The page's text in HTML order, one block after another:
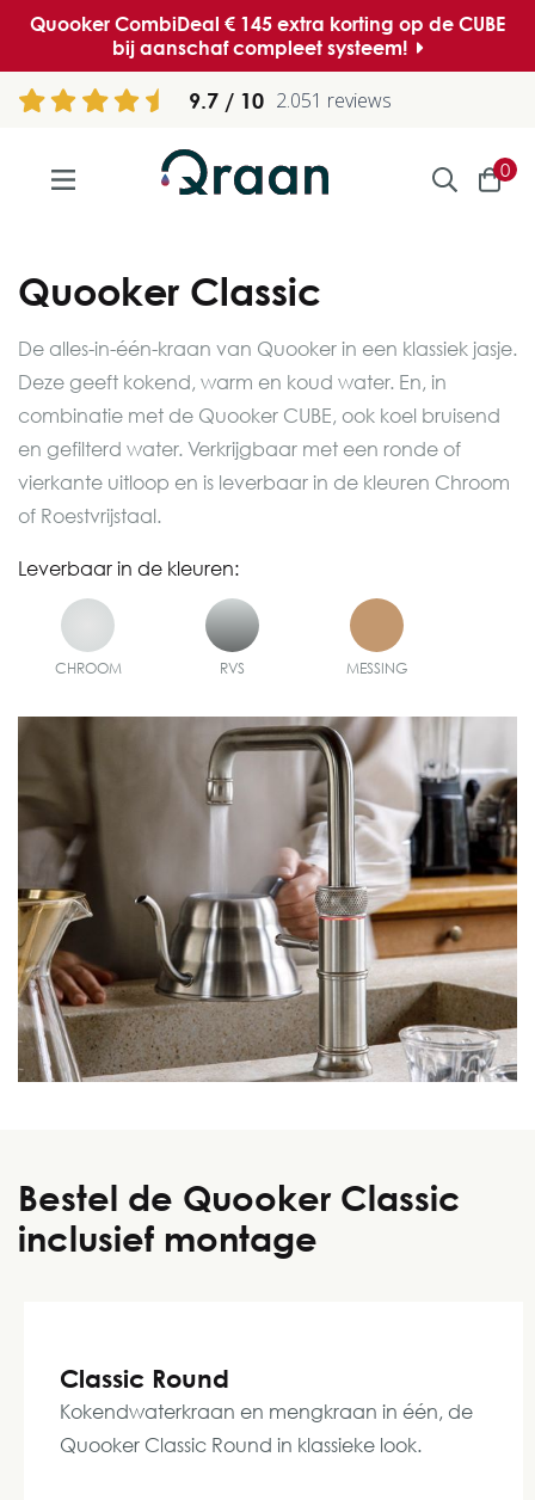
Quooker CombiDeal € 145 extra korting op de CUBE
bij aanschaf compleet systeem!
9.7 2.051 reviews
0
Quooker Classic
De alles-in-één-kraan van Quooker in een klassiek jasje.
Deze geeft kokend, warm en koud water. En, in
combinatie met de Quooker CUBE, ook koel bruisend
en gefilterd water. Verkrijgbaar met een ronde of
vierkante uitloop en is leverbaar in de kleuren Chroom
of Roestvrijstaal.
Leverbaar in de kleuren:
CHROOM RVS MESSING
Bestel de Quooker Classic
inclusief montage
Classic Round
Kokendwaterkraan en mengkraan in één, de
Quooker Classic Round in klassieke look.